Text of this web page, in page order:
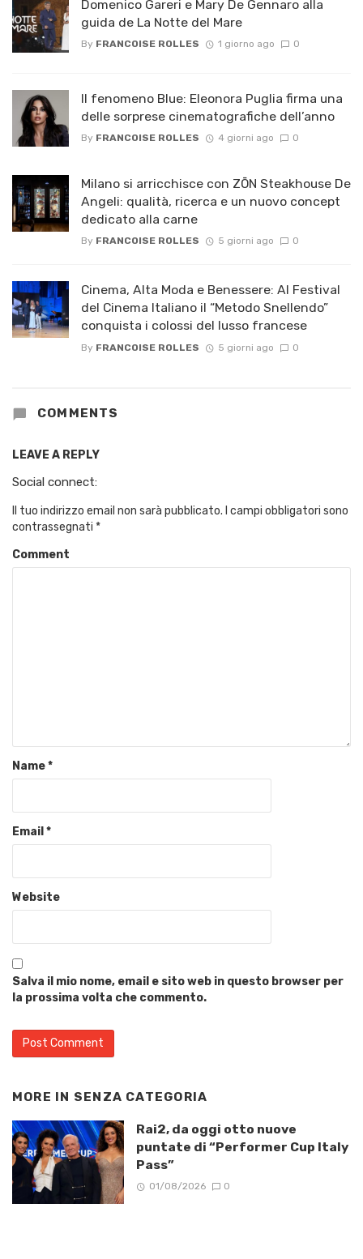
Domenico Gareri e Mary De Gennaro alla
guida de La Notte del Mare
By FRANCOISE ROLLES 1 giorno ago 0
Il fenomeno Blue: Eleonora Puglia firma una
delle sorprese cinematografiche dell’anno
By FRANCOISE ROLLES 4 giorni ago 0
Milano si arricchisce con ZŌN Steakhouse De
Angeli: qualità, ricerca e un nuovo concept
dedicato alla carne
By FRANCOISE ROLLES 5 giorni ago 0
Cinema, Alta Moda e Benessere: Al Festival
del Cinema Italiano il “Metodo Snellendo”
conquista i colossi del lusso francese
By FRANCOISE ROLLES 5 giorni ago 0
COMMENTS
LEAVE A REPLY
Social connect:
Il tuo indirizzo email non sarà pubblicato. I campi obbligatori sono
contrassegnati *
Comment
Name*
Email*
Website
Salva il mio nome, email e sito web in questo browser per
la prossima volta che commento.
MORE IN SENZA CATEGORIA
Rai2, da oggi otto nuove
puntate di “Performer Cup Italy
Pass”
01/08/2026 0